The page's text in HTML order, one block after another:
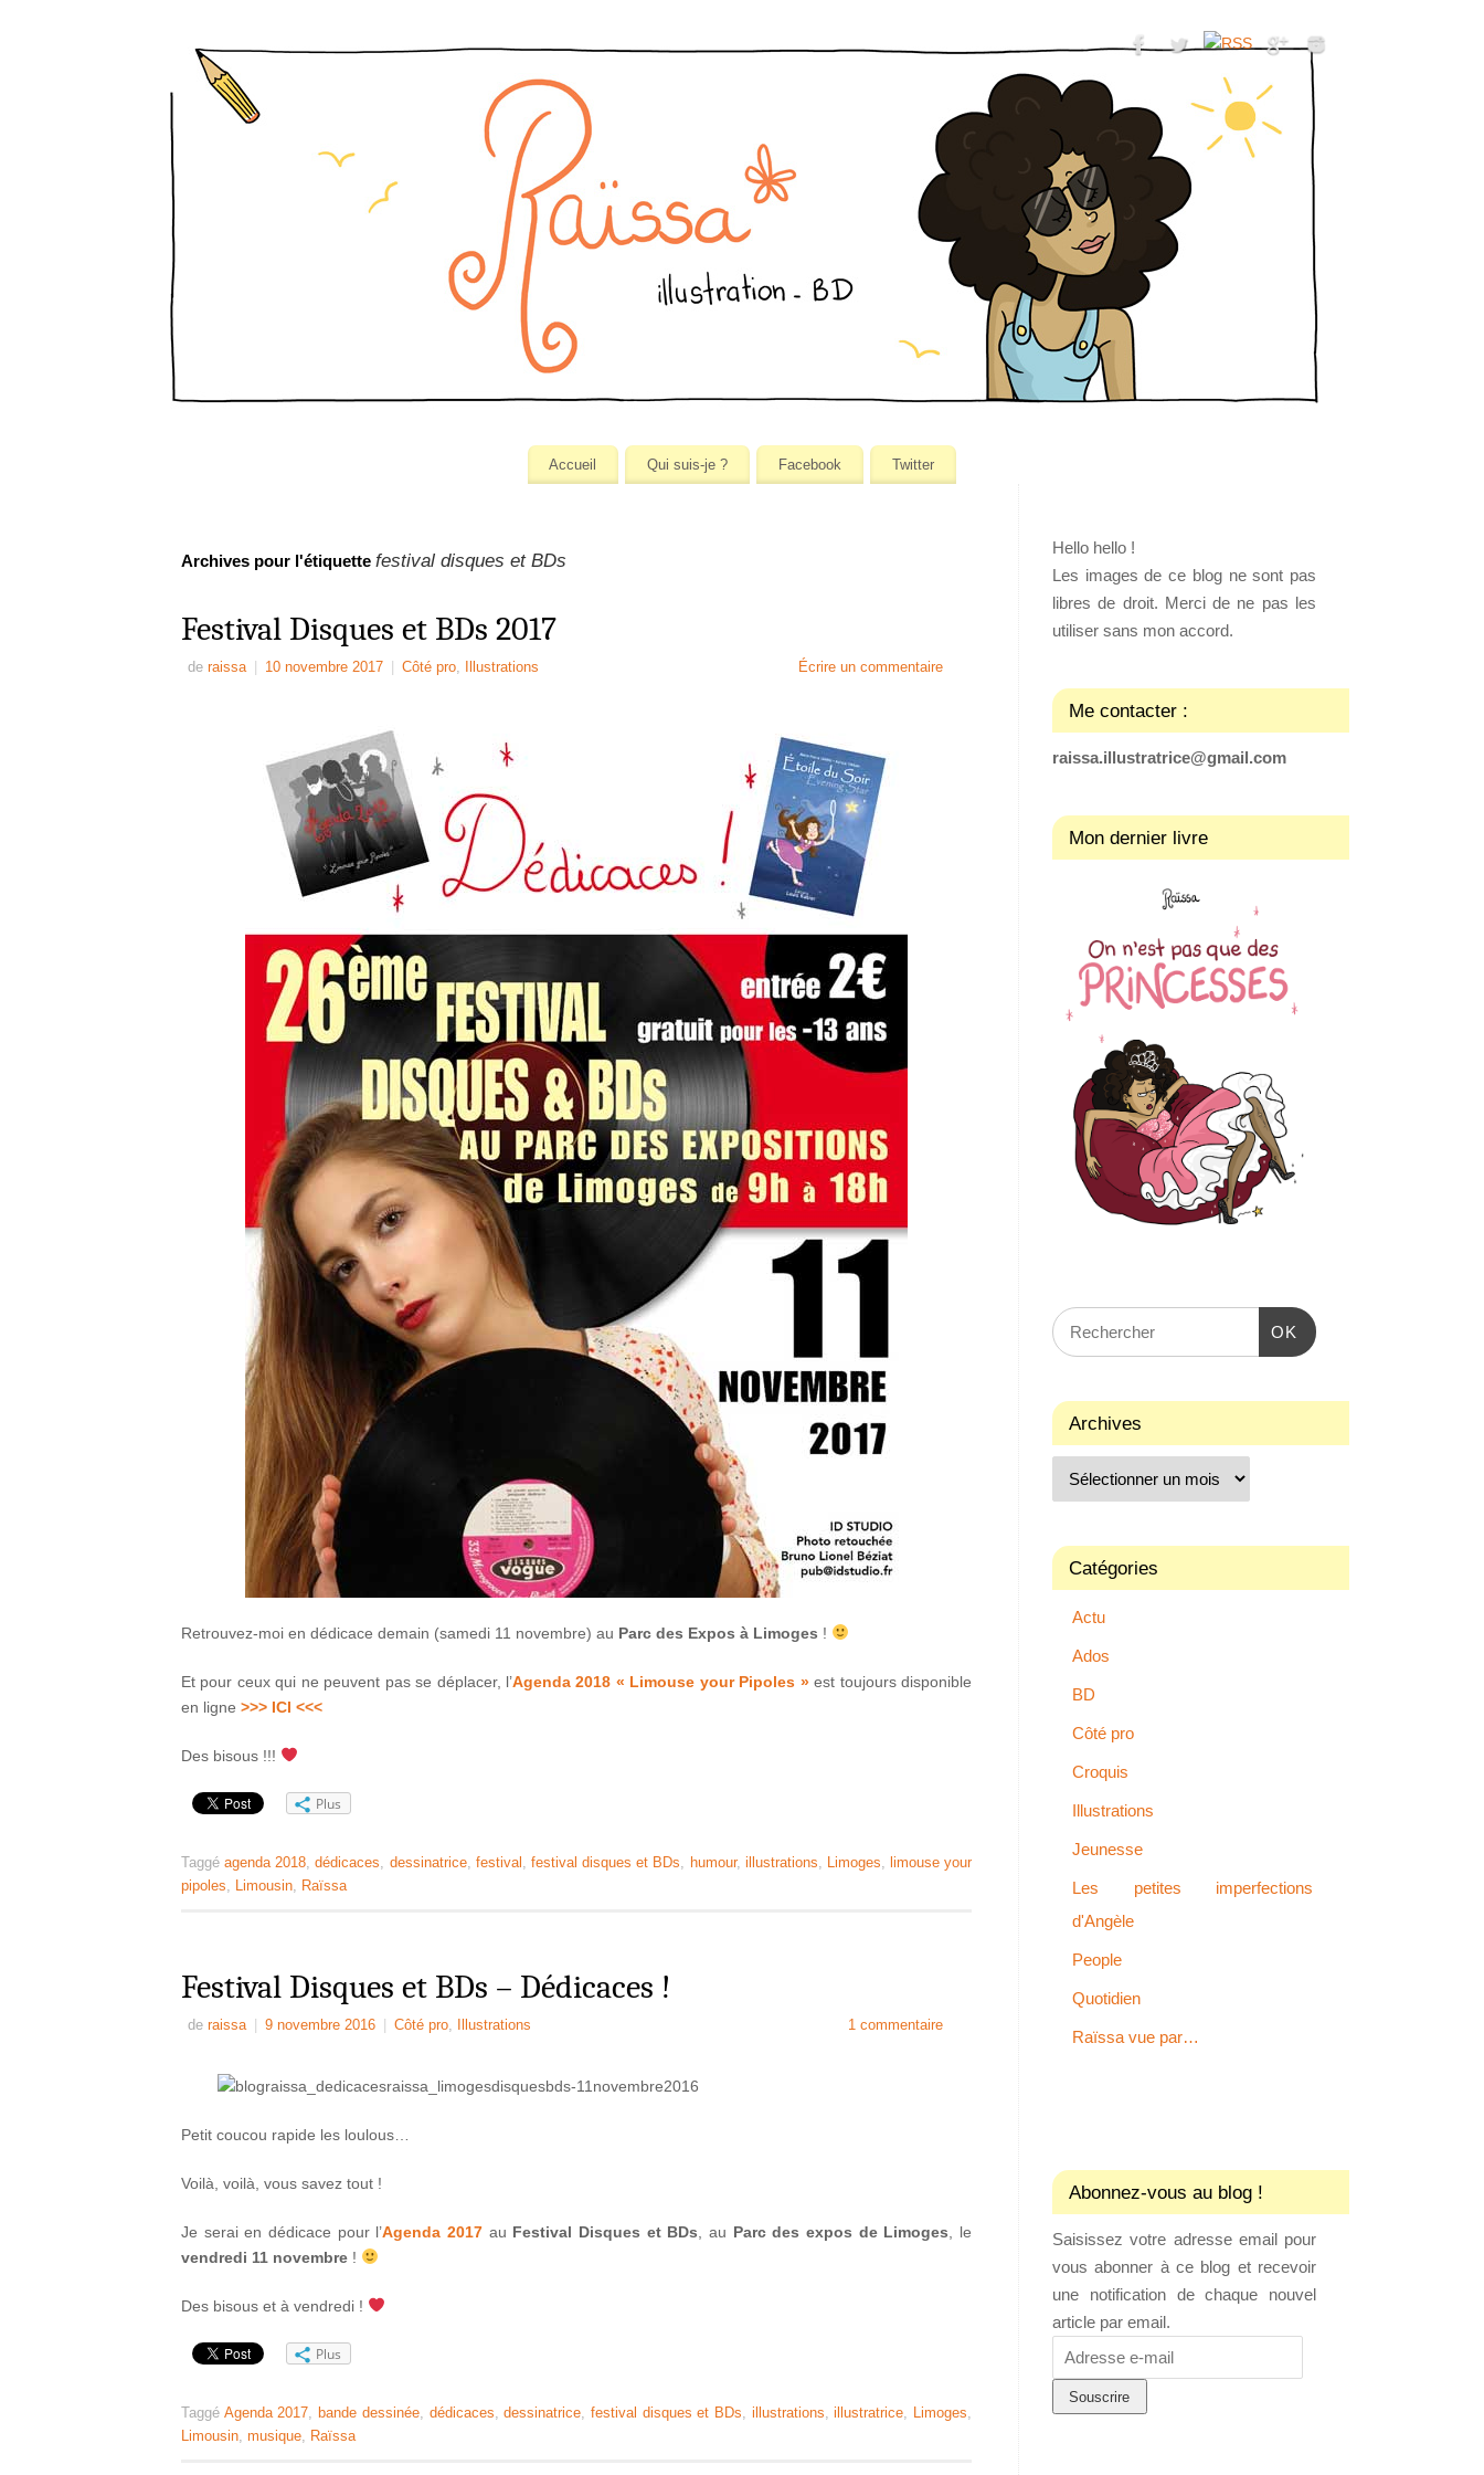
Accueil Qui suis-je ? Facebook Twitter
Archives pour l'étiquette festival disques et BDs
Festival Disques et BDs 2017
de raissa 10 novembre 2017 Côté pro, Illustrations Écrire un commentaire
Retrouvez-moi en dédicace demain (samedi 11 novembre) au Parc des Expos à Limoges !
Et pour ceux qui ne peuvent pas se déplacer, l’Agenda 2018 « Limouse your Pipoles »est toujours disponible
en ligne >>> ICI <<<
Des bisous !!!
Plus
Taggéagenda 2018 ,dédicaces dessinatrice, festival festival disques et BDs humour, illustrations Limoges
limouse your
pipoles
Limousin Raïssa
Festival Disques et BDs – Dédicaces !
de raissa 9 novembre 2016 Côté pro Illustrations 1 commentaire
Petit coucou rapide les loulous…
Voilà, voilà, vous savez tout !
Je serai en dédicace pour l’Agenda 2017 au Festival Disques et BDs , au Parc des expos de Limoges , le
vendredi 11 novembre !
Des bisous et à vendredi !
Plus
Taggé Agenda 2017 bande dessinée, dédicaces ,dessinatrice festival disques et BDs illustrations ,illustratrice Limoges
Limousin musique Raïssa
Hello hello !
Les images de ce blog ne sont pas
libres de droit. Merci de ne pas les
utiliser sans mon accord.
Me contacter :
raissa.illustratrice@gmail.com
Mon dernier livre
OK
Archives
Catégories
Actu
Ados
BD
Côté pro
Croquis
Illustrations
Jeunesse
Les petites imperfections
d'Angèle
People
Quotidien
Raïssa vue par…
Abonnez-vous au blog !
Saisissez votre adresse email pour
vous abonner à ce blog et recevoir
une notification de chaque nouvel
article par email.
Adresse
e-
mail